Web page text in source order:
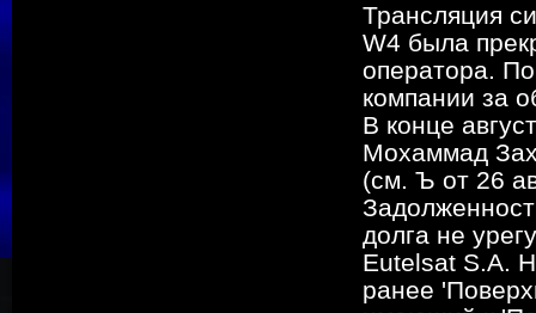
Трансляция
W4 была
оператора.
компании за
В конце
Мохаммад
(см. Ъ от 26
долга не
Eutelsat S.A.
ранее